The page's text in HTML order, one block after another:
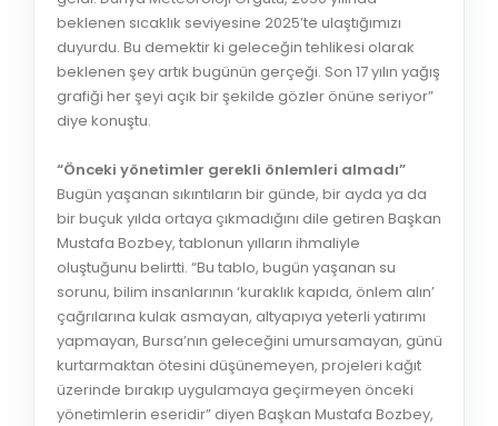
beklenen sıcaklık seviyesine 2025’te ulaştığımızı
duyurdu. Bu demektir ki geleceğin tehlikesi olarak
beklenen şey artık bugünün gerçeği. Son 17 yılın yağış
grafiği her şeyi açık bir şekilde gözler önüne seriyor”
diye konuştu.
“Önceki yönetimler gerekli önlemleri almadı”
Bugün yaşanan sıkıntıların bir günde, bir ayda ya da
bir buçuk yılda ortaya çıkmadığını dile getiren Başkan
Mustafa Bozbey, tablonun yılların ihmaliyle
oluştuğunu belirtti. “Bu tablo, bugün yaşanan su
sorunu, bilim insanlarının ‘kuraklık kapıda, önlem alın’
çağrılarına kulak asmayan, altyapıya yeterli yatırımı
yapmayan, Bursa’nın geleceğini umursamayan, günü
kurtarmaktan ötesini düşünemeyen, projeleri kağıt
üzerinde bırakıp uygulamaya geçirmeyen önceki
yönetimlerin eseridir” diyen Başkan Mustafa Bozbey,